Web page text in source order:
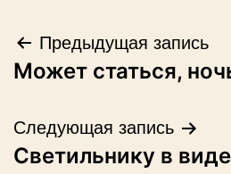
Навигация
по
записям
Предыдущая запись
Может статься,
Следующая запись
Светильнику в